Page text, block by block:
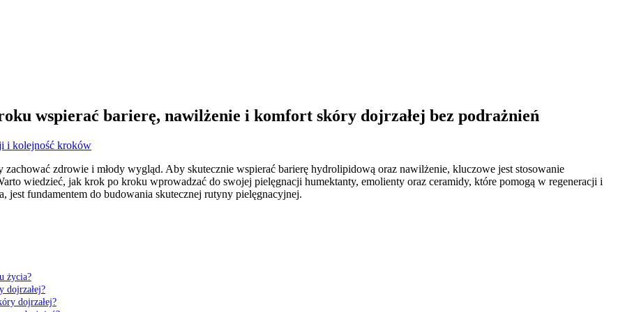
wspierać barierę, nawilżenie i komfort skóry dojrzałej bez podrażnień
i kolejność kroków
zdrowie i młody wygląd. Aby skutecznie wspierać barierę hydrolipidową oraz nawilżenie, kluczowe jest stosowanie
wiedzieć, jak krok po kroku wprowadzać do swojej pielęgnacji humektanty, emolienty oraz ceramidy, które pomogą w regeneracji i
fundamentem do budowania skutecznej rutyny pielęgnacyjnej.
życia?
dojrzałej?
dojrzałej?